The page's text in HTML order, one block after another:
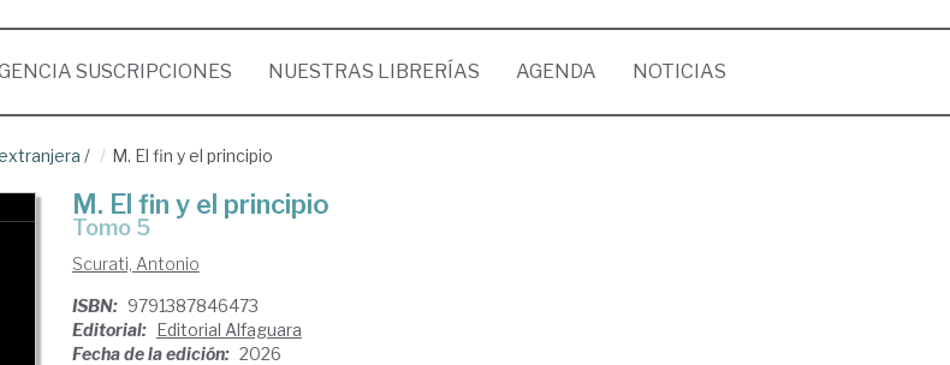
SUSCRIPCIONES NUESTRAS LIBRERÍAS AGENDA NOTICIAS
/ M. El fin y el principio
M. El fin y el principio
Tomo 5
Scurati, Antonio
ISBN: 9791387846473
Editorial: Editorial Alfaguara
Fecha de la edición: 2026